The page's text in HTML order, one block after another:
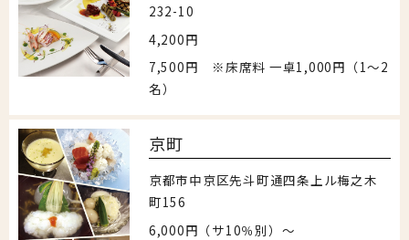
232-10
4,200円
7,500円 ※床席料 一卓1,000円（1～2
名）
京町
京都市中京区先斗町通四条上ル梅之木
町156
6,000円（サ10％別）～